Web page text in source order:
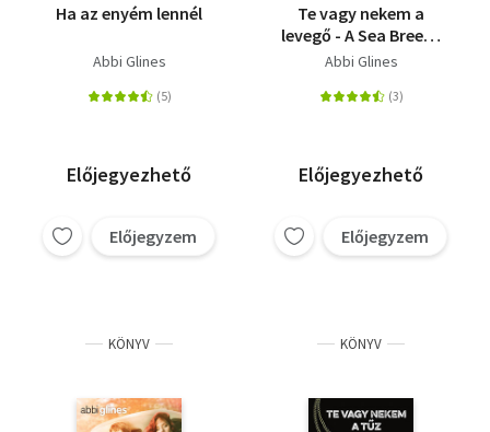
Ha az enyém lennél
Abbi Glines
Előjegyezhető
Előjegyzem
Te vagy nekem a
levegő - A Sea Breeze
sorozat első kötete
Abbi Glines
Előjegyezhető
Előjegyzem
KÖNYV KÖNYV